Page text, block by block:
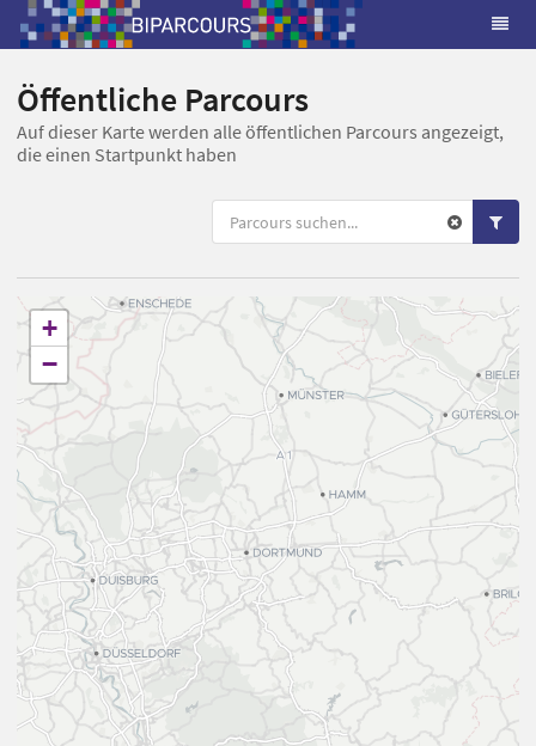
Öffentliche Parcours
Auf dieser Karte werden alle öffentlichen Parcours angezeigt,
die einen Startpunkt haben
+
−